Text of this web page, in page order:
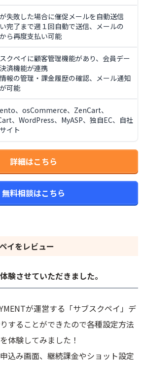
失敗した場合に催促メールを自動送信
完了まで週１回自動で送信、メールの
ら再度支払い可能
クペイに顧客管理機能があり、会員デー
済機能が連携
報の管理・課金履歴の確認、メール通知
可能
、osCommerce、ZenCart、
、WordPress、MyASP、独自EC、自社
イト
詳細はこちら
無料相談はこちら
イをレビュー
験させていただきました。
が運営する「サブスクペイ」デ
することができたので各種設定方法
体験してみました！
込み画面、継続課金やショット設定